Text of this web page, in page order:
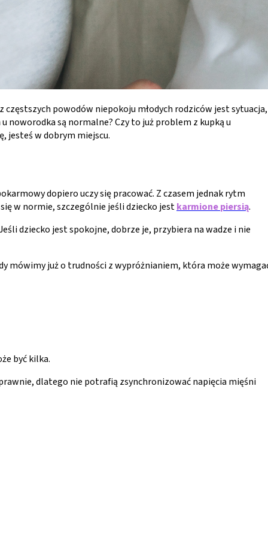
powodów niepokoju młodych rodziców jest sytuacja,
noworodka są normalne? Czy to już problem z kupką u
jesteś w dobrym miejscu.
dopiero uczy się pracować. Z czasem jednak rytm
w normie, szczególnie jeśli dziecko jestkarmionepiersią.
dziecko jest spokojne, dobrze je, przybiera na wadze i nie
mówimy już o trudności z wypróżnianiem, która może
być kilka.
dlatego nie potrafią zsynchronizować napięcia mięśni